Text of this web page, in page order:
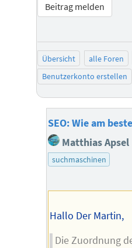
Beitrag melden
Übersicht alle Foren
Benutzerkonto erstellen
SEO: Wie am
Matthias Apsel
suchmaschinen
Hallo Der Martin,
Die Zuordnung